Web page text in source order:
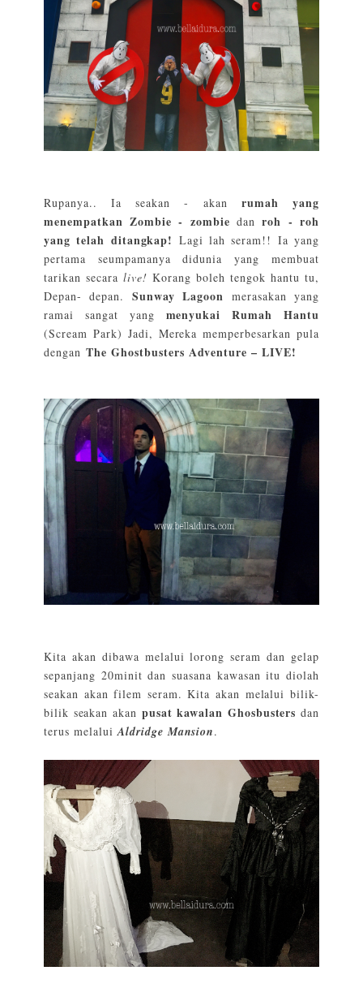
Rupanya.. Ia seakan - akan rumah yang
menempatkan Zombie - zombie danroh - roh
yang telah ditangkap! Lagi lah seram!! Ia yang
pertama seumpamanya didunia yang membuat
tarikan secara live! Korang boleh tengok hantu tu,
Depan- depan. Sunway Lagoon merasakan yang
ramai sangat yang menyukai Rumah Hantu
(Scream Park) Jadi, Mereka memperbesarkan pula
dengan The Ghostbusters Adventure – LIVE!
Kita akan dibawa melalui lorong seram dan gelap
sepanjang 20minit dan suasana kawasan itu diolah
seakan akan filem seram. Kita akan melalui bilik-
bilik seakan akan pusat kawalan Ghosbusters dan
terus melaluiAldridge Mansion.